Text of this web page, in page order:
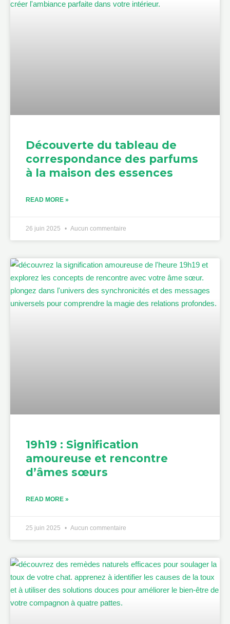
Découverte du tableau de
correspondance des parfums
à la maison des essences
READ MORE »
26 juin 2025 Aucun commentaire
19h19 : Signification
amoureuse et rencontre
d’âmes sœurs
READ MORE »
25 juin 2025 Aucun commentaire